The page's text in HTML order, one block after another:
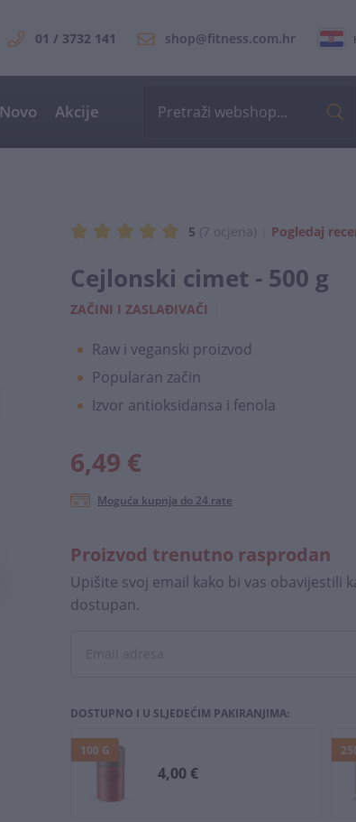
01 / 3732 141 shop@fitness.com.hr
Novo Akcije
5 (7 ocjena) Pogledaj
Cejlonski cimet - 500 g
ZAČINI I ZASLAĐIVAČI
Raw i veganski proizvod
Popularan začin
Izvor antioksidansa i fenola
6,49 €
Moguća kupnja do 24 rate
Proizvod trenutno rasprodan
Upišite svoj email kako bi vas obavijestili
dostupan.
DOSTUPNO I U SLJEDEĆIM PAKIRANJIMA:
4,00 €
100 G